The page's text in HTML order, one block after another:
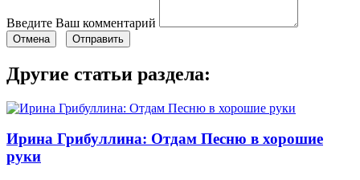
Введите Ваш комментарий
Отмена Отправить
Другие статьи раздела:
Ирина Грибуллина: Отдам Песню в хорошие
руки